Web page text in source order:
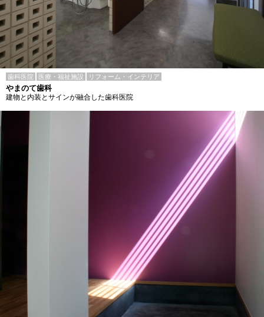
歯科医院 医療・福祉施設 リフォーム・インテリア
やまのて歯科
建物と内装とサインが融合した歯科医院